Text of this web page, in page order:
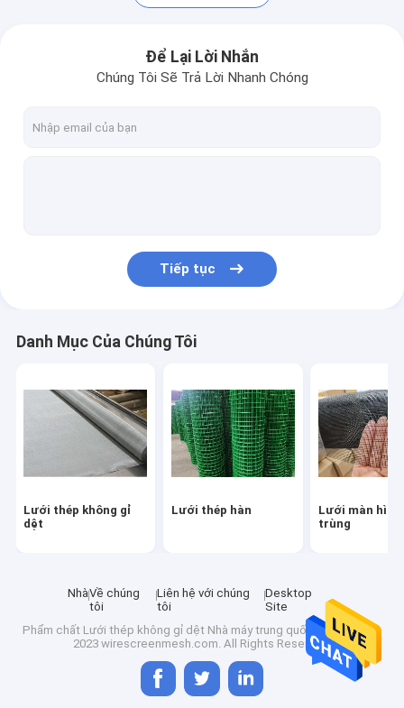
Để Lại Lời Nhắn
Chúng Tôi Sẽ Trả Lời Nhanh Chóng
Tiếp tục
Danh Mục Của Chúng Tôi
Lưới thép không gỉ
dệt
Lưới thép hàn
Lưới màn hình
trùng
NhàVề chúng
tôi
Liên hệ với chúng
tôi
Desktop
Site
Phẩm chất Lưới thép không gỉ dệt Nhà máy trung quốc.Copyright ©
2023 wirescreenmesh.com. All Rights Reserved.